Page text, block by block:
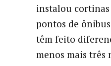
instalou cortinas
pontos de
têm feito
menos mais três